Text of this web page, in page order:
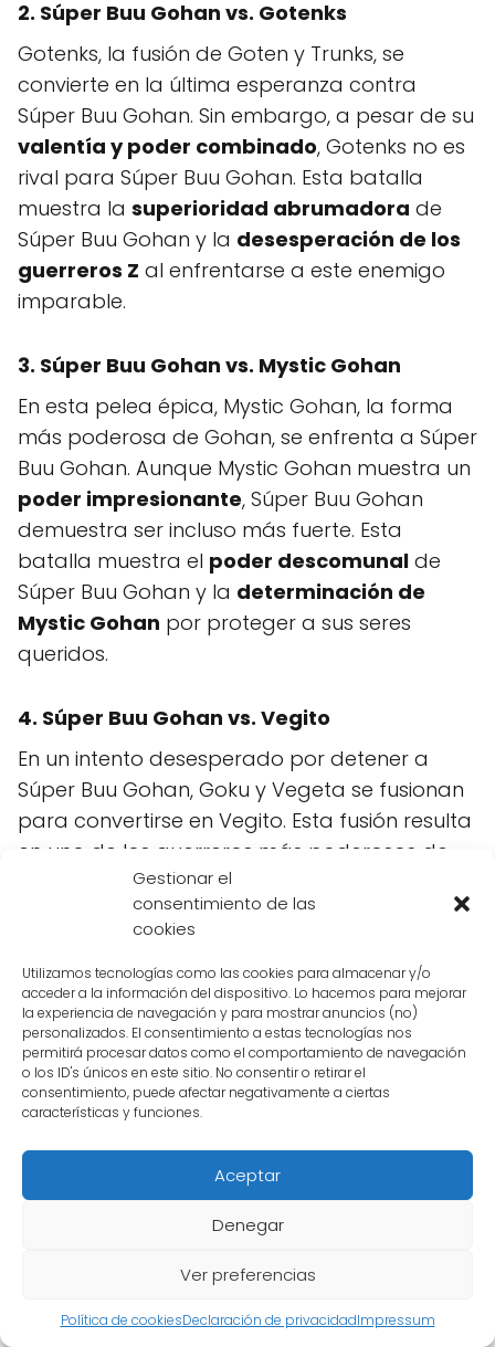
Gestionar el
consentimiento de las
cookies
Utilizamos tecnologías como las cookies para almacenar y/o
acceder a la información del dispositivo. Lo hacemos para mejorar
la experiencia de navegación y para mostrar anuncios (no)
personalizados. El consentimiento a estas tecnologías nos
permitirá procesar datos como el comportamiento de navegación
o los ID's únicos en este sitio. No consentir o retirar el
consentimiento, puede afectar negativamente a ciertas
características y funciones.
Aceptar
Denegar
Ver preferencias
Política de cookiesDeclaración de privacidadImpressum
2. Súper Buu Gohan vs. Gotenks
Gotenks, la fusión de Goten y Trunks, se
convierte en la última esperanza contra
Súper Buu Gohan. Sin embargo, a pesar de su
valentía y poder combinado, Gotenks no es
rival para Súper Buu Gohan. Esta batalla
muestra la superioridad abrumadora de
Súper Buu Gohan y la desesperación de los
guerreros Z al enfrentarse a este enemigo
imparable.
3. Súper Buu Gohan vs. Mystic Gohan
En esta pelea épica, Mystic Gohan, la forma
más poderosa de Gohan, se enfrenta a Súper
Buu Gohan. Aunque Mystic Gohan muestra un
poder impresionante, Súper Buu Gohan
demuestra ser incluso más fuerte. Esta
batalla muestra el poder descomunal de
Súper Buu Gohan y la determinación de
Mystic Gohan por proteger a sus seres
queridos.
4. Súper Buu Gohan vs. Vegito
En un intento desesperado por detener a
Súper Buu Gohan, Goku y Vegeta se fusionan
para convertirse en Vegito. Esta fusión resulta
en uno de los guerreros más poderosos de
Dragon Ball Z. Sin embargo, a pesar de su
poder combinado, Vegito no puede derrotar
a Súper Buu Gohan. Esta batalla muestra la
superioridad indiscutiblede Súper Buu
Gohan y ladificultad de encontrar una
forma de vencerlo.
Las peleas de Súper Buu Gohan han dejado
unamarca indeleble
Dragon Ball Z. Supoder descomunaly su
absorber a otros
lo convierten en uno de los
. A través de sus
batallas con Goku, Vegeta, Gotenks, Mystic
superioridad y ha dejado